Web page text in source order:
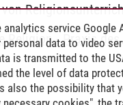
Religion-Praxis des
service
data to video
is transmitted to the
the level of data
also the possibility that